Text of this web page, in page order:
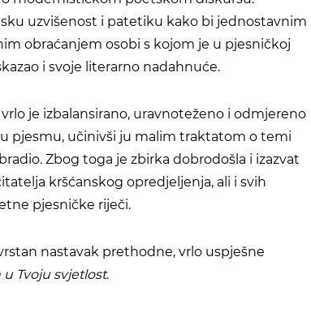
uzvišenost i patetiku kako bi jednostavnim
obraćanjem osobi s kojom je u pjesničkoj
i svoje literarno nadahnuće.
je izbalansirano, uravnoteženo i odmjereno
pjesmu, učinivši ju malim traktatom o temi
Zbog toga je zbirka dobrodošla i izazvat
kršćanskog opredjeljenja, ali i svih
pjesničke riječi.
nastavak prethodne, vrlo uspješne
u Tvoju svjetlost.